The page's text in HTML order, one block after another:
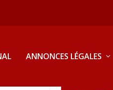
ANNONCES LÉGALES